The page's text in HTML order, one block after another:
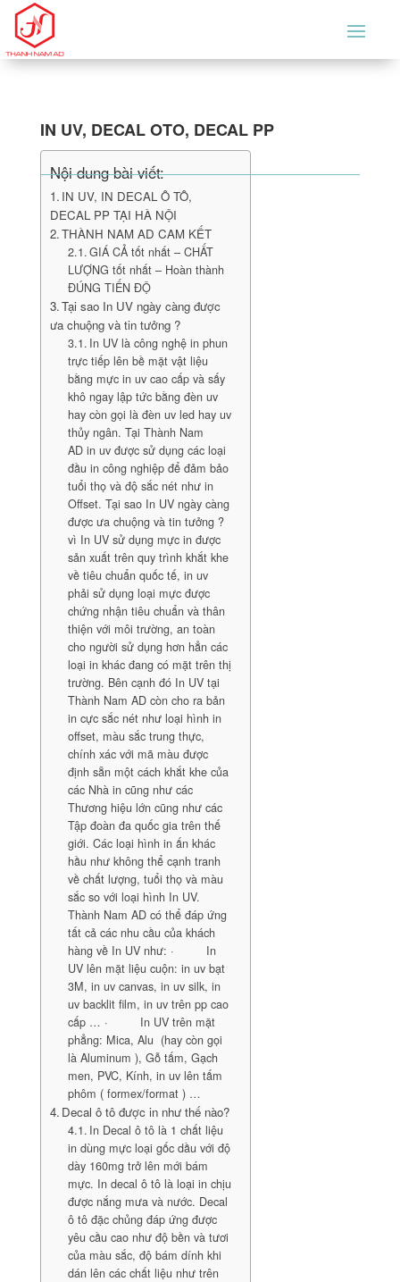
IN UV, DECAL OTO, DECAL PP
Nội dung bài viết:
IN UV, IN DECAL Ô TÔ,
DECAL PP TẠI HÀ NỘI
THÀNH NAM AD CAM KẾT
GIÁ CẢ tốt nhất – CHẤT
LƯỢNG tốt nhất – Hoàn thành
ĐÚNG TIẾN ĐỘ
Tại sao In UV ngày càng được
ưa chuộng và tin tưởng ?
In UV là công nghệ in phun
trực tiếp lên bề mặt vật liệu
bằng mực in uv cao cấp và sấy
khô ngay lập tức bằng đèn uv
hay còn gọi là đèn uv led hay uv
thủy ngân. Tại Thành Nam
AD in uv được sử dụng các loại
đầu in công nghiệp để đảm bảo
tuổi thọ và độ sắc nét như in
Offset. Tại sao In UV ngày càng
được ưa chuộng và tin tưởng ?
vì In UV sử dụng mực in được
sản xuất trên quy trình khắt khe
về tiêu chuẩn quốc tế, in uv
phải sử dụng loại mực được
chứng nhận tiêu chuẩn và thân
thiện với môi trường, an toàn
cho người sử dụng hơn hẳn các
loại in khác đang có mặt trên thị
trường. Bên cạnh đó In UV tại
Thành Nam AD còn cho ra bản
in cực sắc nét như loại hình in
offset, màu sắc trung thực,
chính xác với mã màu được
định sẵn một cách khắt khe của
các Nhà in cũng như các
Thương hiệu lớn cũng như các
Tập đoàn đa quốc gia trên thế
giới. Các loại hình in ấn khác
hầu như không thể cạnh tranh
về chất lượng, tuổi thọ và màu
sắc so với loại hình In UV.
Thành Nam AD có thể đáp ứng
tất cả các nhu cầu của khách
hàng về In UV như: · In
UV lên mặt liệu cuộn: in uv bạt
3M, in uv canvas, in uv silk, in
uv backlit film, in uv trên pp cao
cấp … · In UV trên mặt
phẳng: Mica, Alu (hay còn gọi
là Aluminum ), Gỗ tấm, Gạch
men, PVC, Kính, in uv lên tấm
phôm ( formex/format ) …
Decal ô tô được in như thế nào?
In Decal ô tô là 1 chất liệu
in dùng mực loại gốc dầu với độ
dày 160mg trở lên mới bám
mực. In decal ô tô là loại in chịu
được nắng mưa và nước. Decal
ô tô đặc chủng đáp ứng được
yêu cầu cao như độ bền và tươi
của màu sắc, độ bám dính khi
dán lên các chất liệu như trên